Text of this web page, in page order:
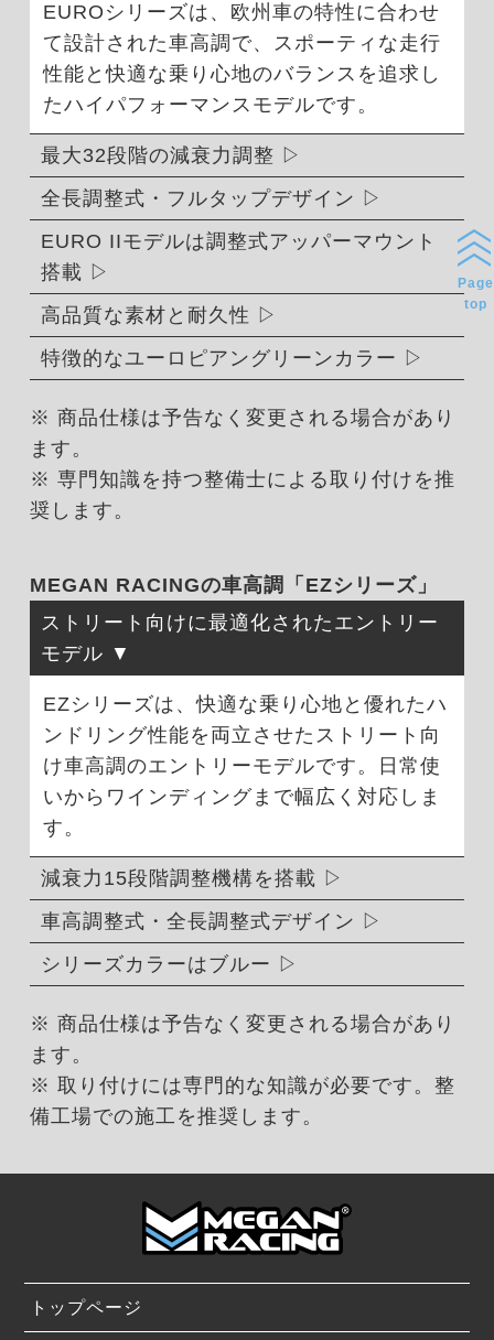
EUROシリーズは、欧州車の特性に合わせ
て設計された車高調で、スポーティな走行
性能と快適な乗り心地のバランスを追求し
たハイパフォーマンスモデルです。
最大32段階の減衰力調整
全長調整式・フルタップデザイン
EURO IIモデルは調整式アッパーマウント
搭載
高品質な素材と耐久性
特徴的なユーロピアングリーンカラー
※ 商品仕様は予告なく変更される場合があり
ます。
※ 専門知識を持つ整備士による取り付けを推
奨します。
MEGAN RACINGの車高調「EZシリーズ」
ストリート向けに最適化されたエントリー
モデル
EZシリーズは、快適な乗り心地と優れたハ
ンドリング性能を両立させたストリート向
け車高調のエントリーモデルです。日常使
いからワインディングまで幅広く対応しま
す。
減衰力15段階調整機構を搭載
車高調整式・全長調整式デザイン
シリーズカラーはブルー
※ 商品仕様は予告なく変更される場合があり
ます。
※ 取り付けには専門的な知識が必要です。整
備工場での施工を推奨します。
トップページ
Page
top